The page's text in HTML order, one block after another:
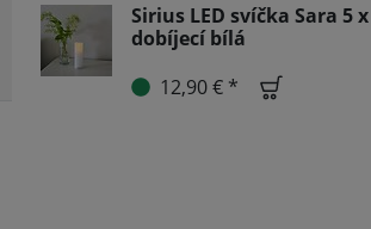
Sirius LED svíčka Sara 5
dobíjecí bílá
12,90 € *